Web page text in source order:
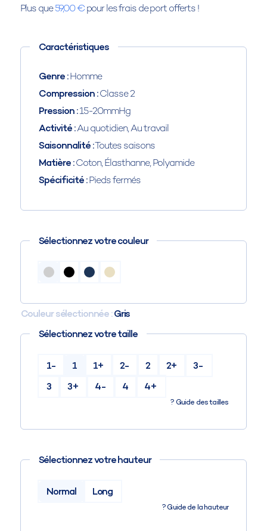
Plus que59,00 €pour les frais de port offerts !
Caractéristiques
Genre :Homme
Compression :Classe 2
Pression :15-20mmHg
Activité :Au quotidien, Au travail
Saisonnalité :Toutes saisons
Matière :Coton, Élasthanne, Polyamide
Spécificité :Pieds fermés
Sélectionnez votre couleur
Couleur sélectionnée :Gris
Sélectionnez votre taille
1
2
3
4
1- 1+ 2- 2+
3-
3+
4- 4+
?Guide des tailles
Sélectionnez votre hauteur
Normal Long
?Guide de la hauteur